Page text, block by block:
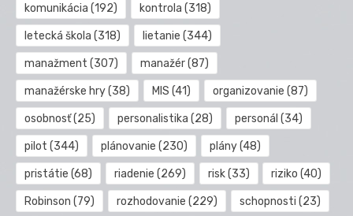
komunikácia (192) kontrola (318)
letecká škola (318) lietanie (344)
manažment (307) manažér(87)
manažérske hry(38) MIS (41) organizovanie (87)
osobnosť(25) personalistika (28) personál (34)
pilot (344) plánovanie (230) plány(48)
pristátie (68) riadenie (269) risk(33) riziko (40)
Robinson (79) rozhodovanie (229) schopnosti (23)